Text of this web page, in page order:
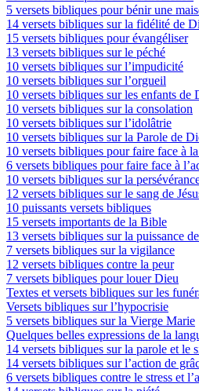
5 versets bibliques pour bénir une
14 versets bibliques sur la fidélité de
15 versets bibliques pour évangéliser
13 versets bibliques sur le péché
10 versets bibliques sur l’impudicité
10 versets bibliques sur l’orgueil
10 versets bibliques sur les enfants de
10 versets bibliques sur la consolation
10 versets bibliques sur l’idolâtrie
10 versets bibliques sur la Parole de
10 versets bibliques pour faire face à
6 versets bibliques pour faire face à
10 versets bibliques sur la
12 versets bibliques sur le sang de
10 puissants versets bibliques
15 versets importants de la Bible
13 versets bibliques sur la puissance
7 versets bibliques sur la vigilance
12 versets bibliques contre la peur
7 versets bibliques pour louer Dieu
Textes et versets bibliques sur les
Versets bibliques sur l’hypocrisie
5 versets bibliques sur la Vierge Marie
Quelques belles expressions de la
14 versets bibliques sur la parole et le
14 versets bibliques sur l’action de
6 versets bibliques contre le stress et